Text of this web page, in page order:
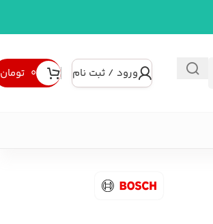
ورود / ثبت نام ۰ تومان